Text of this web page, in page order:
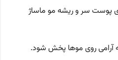
پوست سر و ریشه مو ماساژ
آرامی روی موها پخش شود.